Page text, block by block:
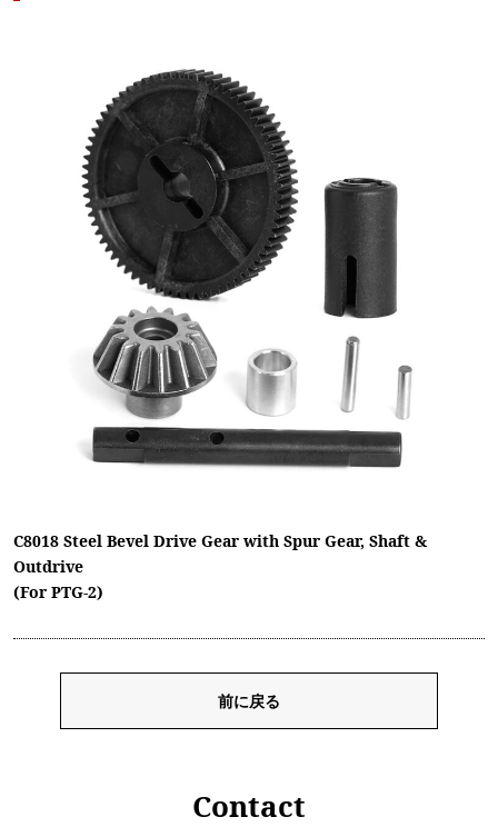
C8018 Steel Bevel Drive Gear with Spur Gear, Shaft &
Outdrive
(For PTG-2)
前に戻る
Contact